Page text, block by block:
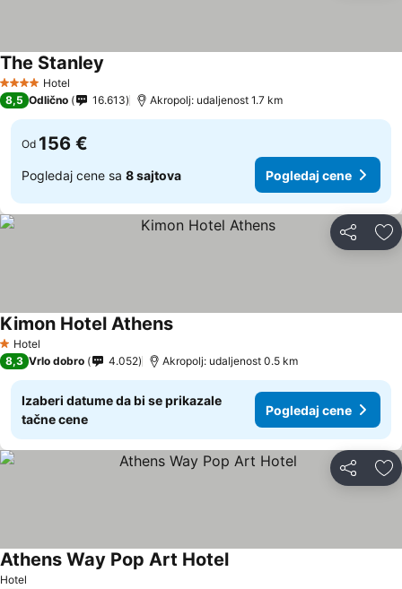
4 ZvezdiceHotel
The Stanley
8,5 Odlično 16.613 Akropolj: udaljenost 1.7 km
Od 156 €
Pogledaj cene sa 8 sajtova Pogledaj cene
Deli
1 Zvezdice
Hotel
Kimon Hotel Athens
8,3 Vrlo dobro 4.052 Akropolj: udaljenost 0.5 km
Izaberi datume da bi se prikazale
tačne cene
Pogledaj cene
Deli
Hotel
Athens Way Pop Art Hotel